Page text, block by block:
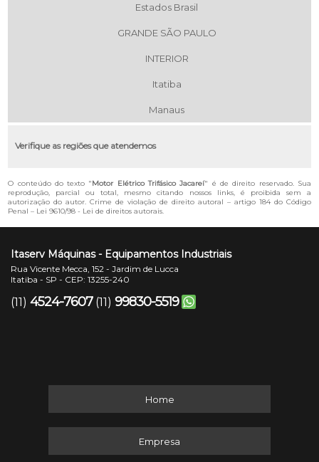
Estados Brasil
GRANDE SÃO PAULO
INTERIOR
Itatiba
Manaus
Verifique as regiões que atendemos
O conteúdo do texto "Motor Elétrico Trifásico Jacareí" é de direito reservado. Sua
reprodução, parcial ou total, mesmo citando nossos links, é proibida sem a
autorização do autor. Crime de violação de direito autoral – artigo 184 do Código
Penal – Lei 9610/98 - Lei de direitos autorais.
Itaserv Máquinas - Equipamentos Industriais
Rua Vicente Mecca, 152 - Jardim de Lucca
Itatiba - SP - CEP: 13255-240
(11) 4524-7607 (11) 99830-5519
Home
Empresa